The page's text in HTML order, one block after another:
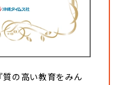
の高い教育をみん